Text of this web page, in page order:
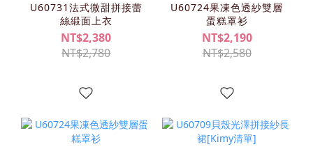
U60731法式微甜拼接蕾
絲緞面上衣
NT$2,380
NT$2,780
U60724果凍色透紗雙層
蛋糕罩衫
NT$2,190
NT$2,580